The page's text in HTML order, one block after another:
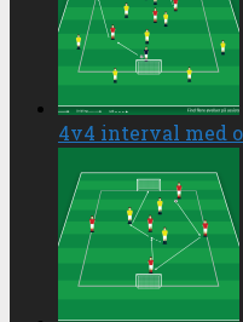
4v4 interval med